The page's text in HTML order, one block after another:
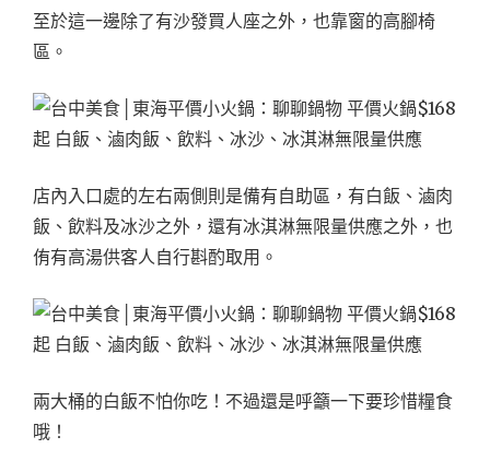
至於這一邊除了有沙發買人座之外，也靠窗的高腳椅
區。
店內入口處的左右兩側則是備有自助區，有白飯、滷肉
飯、飲料及冰沙之外，還有冰淇淋無限量供應之外，也
侑有高湯供客人自行斟酌取用。
兩大桶的白飯不怕你吃！不過還是呼籲一下要珍惜糧食
哦！